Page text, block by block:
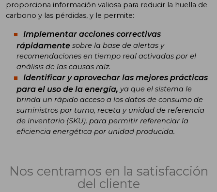
proporciona información valiosa para reducir la huella de
carbono y las pérdidas, y le permite:
Implementar acciones correctivas
rápidamente sobre la base de alertas y
recomendaciones en tiempo real activadas por el
análisis de las causas raíz.
Identificar y aprovechar las mejores prácticas
para el uso de la energía, ya que el sistema le
brinda un rápido acceso a los datos de consumo de
suministros por turno, receta y unidad de referencia
de inventario (SKU), para permitir referenciar la
eficiencia energética por unidad producida.
Nos centramos en la satisfacción
del cliente